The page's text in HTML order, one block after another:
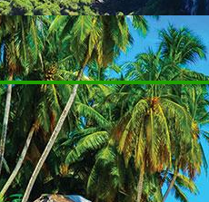
כוס קפה – טיול אישי בפחות זמן